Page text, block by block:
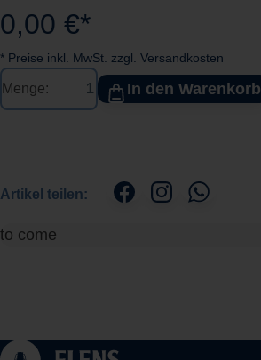
0,00 €*
* Preise inkl. MwSt. zzgl. Versandkosten
Menge: In den Warenkorb
Artikel teilen:
to come